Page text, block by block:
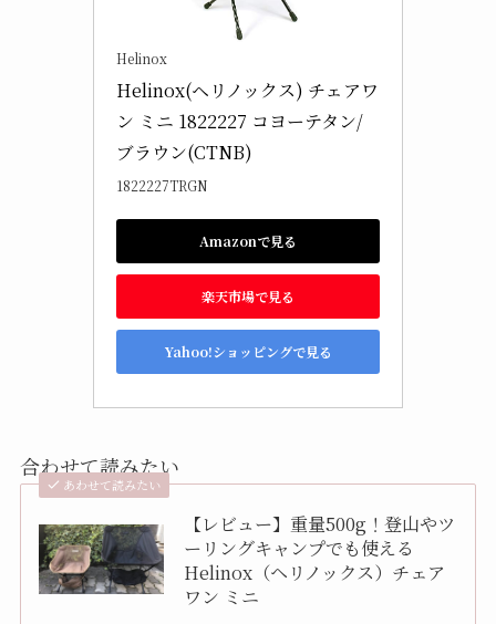
Helinox
Helinox(ヘリノックス) チェアワ
ン ミニ 1822227 コヨーテタン/
ブラウン(CTNB)
1822227TRGN
Amazonで見る
楽天市場で見る
Yahoo!ショッピングで見る
合わせて読みたい
あわせて読みたい
【レビュー】重量500g！登山やツ
ーリングキャンプでも使える
Helinox（ヘリノックス）チェア
ワン ミニ